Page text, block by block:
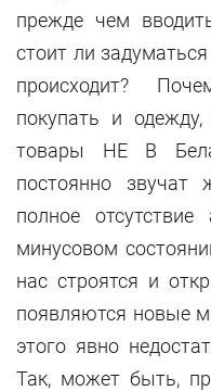
прежде чем
стоит ли
происходит?
покупать и
товары НЕ В
постоянно
полное
минусовом
нас строятся и
появляются новые
этого явно
Так, может быть,